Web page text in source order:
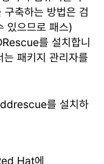
구축하는 방법은 검
있으므로 패스)
를 설치합니
패키지 관리자를
를 설치하
Hat에